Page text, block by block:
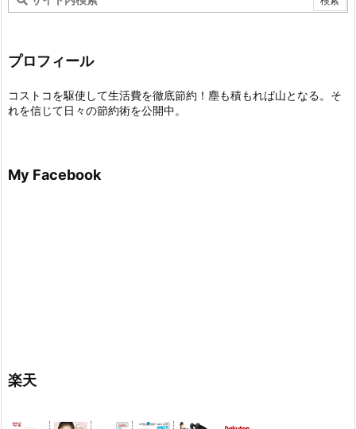
プロフィール
コストコを駆使して生活費を徹底節約！塵も積もれば山となる。そ
れを信じて日々の節約術を公開中。
My Facebook
楽天